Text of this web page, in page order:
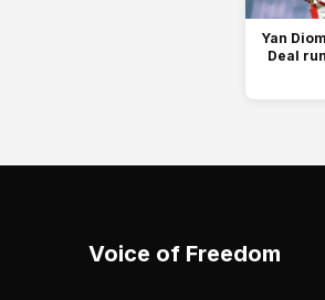
Yan
Deal
Voice of Freedom